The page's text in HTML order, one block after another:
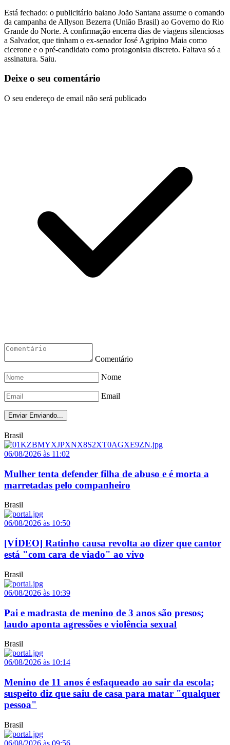
Está fechado: o publicitário baiano João Santana assume o comando
da campanha de Allyson Bezerra (União Brasil) ao Governo do Rio
Grande do Norte. A confirmação encerra dias de viagens silenciosas
a Salvador, que tinham o ex-senador José Agripino Maia como
cicerone e o pré-candidato como protagonista discreto. Faltava só a
assinatura. Saiu.
Deixe o seu comentário
O seu endereço de email não será publicado
Comentário
Nome
Email
Enviar Enviando...
Brasil
06/08/2026 às 11:02
Mulher tenta defender filha de abuso e é morta a
marretadas pelo companheiro
Brasil
06/08/2026 às 10:50
[VÍDEO] Ratinho causa revolta ao dizer que cantor
está "com cara de viado" ao vivo
Brasil
06/08/2026 às 10:39
Pai e madrasta de menino de 3 anos são presos;
laudo aponta agressões e violência sexual
Brasil
06/08/2026 às 10:14
Menino de 11 anos é esfaqueado ao sair da escola;
suspeito diz que saiu de casa para matar "qualquer
pessoa"
Brasil
06/08/2026 às 09:56